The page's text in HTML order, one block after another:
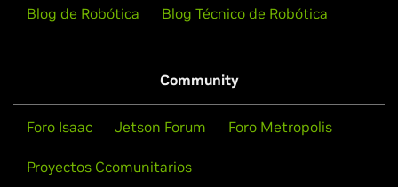
Blog de Robótica Blog Técnico de Robótica
Community
Foro Isaac Jetson Forum Foro Metropolis
Proyectos Ccomunitarios